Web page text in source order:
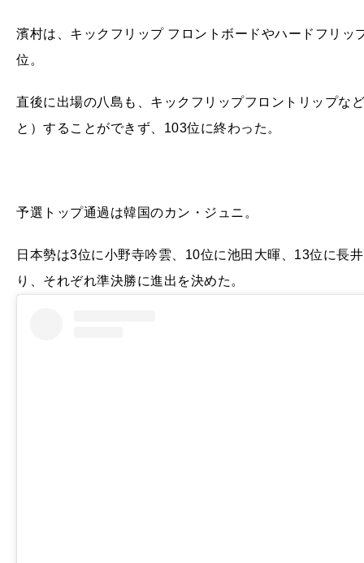
濱村は、キックフリップ フロントボードやハードフリ
位。
直後に出場の八島も、キックフリップフロントリップな
と）することができず、103位に終わった。
予選トップ通過は韓国のカン・ジュニ。
日本勢は3位に小野寺吟雲、10位に池田大暉、13位に長
り、それぞれ準決勝に進出を決めた。